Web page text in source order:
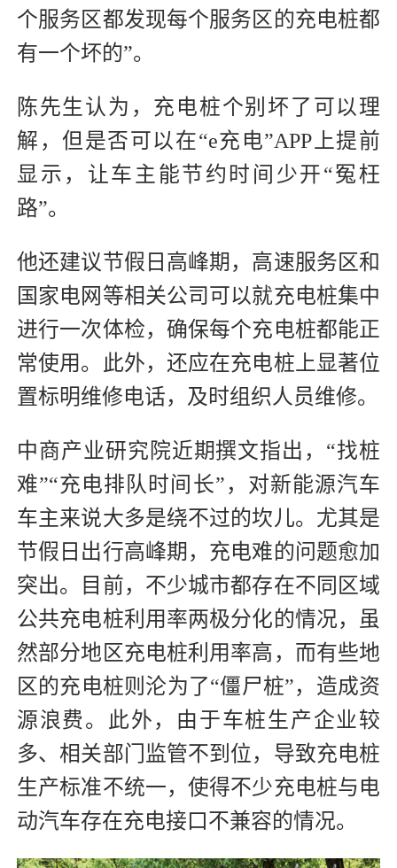
个服务区都发现每个服务区的充电桩都
有一个坏的”。
陈先生认为，充电桩个别坏了可以理
解，但是否可以在“e充电”APP上提前
显示，让车主能节约时间少开“冤枉
路”。
他还建议节假日高峰期，高速服务区和
国家电网等相关公司可以就充电桩集中
进行一次体检，确保每个充电桩都能正
常使用。此外，还应在充电桩上显著位
置标明维修电话，及时组织人员维修。
中商产业研究院近期撰文指出，“找桩
难”“充电排队时间长”，对新能源汽车
车主来说大多是绕不过的坎儿。尤其是
节假日出行高峰期，充电难的问题愈加
突出。目前，不少城市都存在不同区域
公共充电桩利用率两极分化的情况，虽
然部分地区充电桩利用率高，而有些地
区的充电桩则沦为了“僵尸桩”，造成资
源浪费。此外，由于车桩生产企业较
多、相关部门监管不到位，导致充电桩
生产标准不统一，使得不少充电桩与电
动汽车存在充电接口不兼容的情况。